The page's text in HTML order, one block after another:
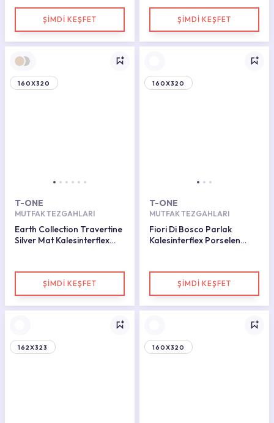
ŞİMDİ KEŞFET ŞİMDİ KEŞFET
160X320
T-ONE
MUTFAK TEZGAHLARI
Earth Collection Travertine
Silver Mat Kalesinterflex
ŞİMDİ KEŞFET
160X320
T-ONE
MUTFAK TEZGAHLARI
Fiori Di Bosco Parlak
Kalesinterflex Porselen
ŞİMDİ KEŞFET
162X323 160X320